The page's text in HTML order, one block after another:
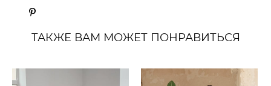
ТАКЖЕ ВАМ МОЖЕТ ПОНРАВИТЬСЯ